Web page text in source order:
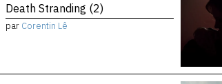
Death Stranding (2)
par Corentin Lê